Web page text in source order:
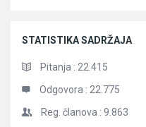
STATISTIKA SADRŽAJA
Pitanja : 22.415
Odgovora : 22.775
Reg. članova : 9.863